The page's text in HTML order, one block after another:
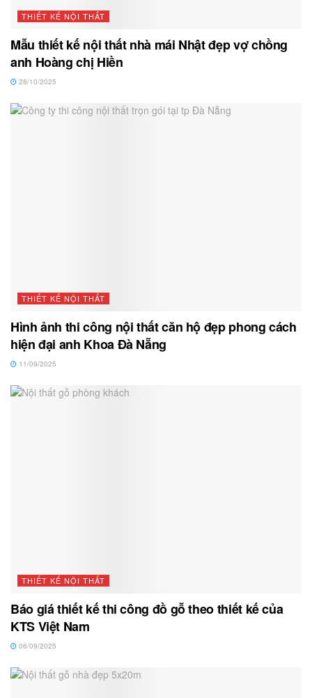
THIẾT KẾ NỘI THẤT
Mẫu thiết kế nội thất nhà mái Nhật đẹp vợ chồng
anh Hoàng chị Hiền
28/10/2025
THIẾT KẾ NỘI THẤT
Hình ảnh thi công nội thất căn hộ đẹp phong cách
hiện đại anh Khoa Đà Nẵng
11/09/2025
THIẾT KẾ NỘI THẤT
Báo giá thiết kế thi công đồ gỗ theo thiết kế của
KTS Việt Nam
06/09/2025